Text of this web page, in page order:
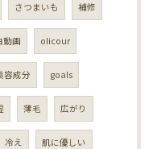
さつまいも 補修
動画 olicour
容成分 goals
薄毛 広がり
冷え 肌に優しい